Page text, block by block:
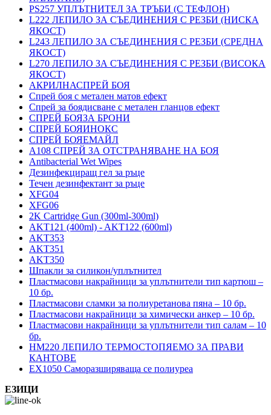
PS257 УПЛЪТНИТЕЛ ЗА ТРЪБИ (С ТЕФЛОН)
L222 ЛЕПИЛО ЗА СЪЕДИНЕНИЯ С РЕЗБИ (НИСКА
ЯКОСТ)
L243 ЛЕПИЛО ЗА СЪЕДИНЕНИЯ С РЕЗБИ (СРЕДНА
ЯКОСТ)
L270 ЛЕПИЛО ЗА СЪЕДИНЕНИЯ С РЕЗБИ (ВИСОКА
ЯКОСТ)
АКРИЛНАСПРЕЙ БОЯ
Спрей боя с метален матов ефект
Спрей за боядисване с метален гланцов ефект
СПРЕЙ БОЯЗА БРОНИ
СПРЕЙ БОЯИНОКС
СПРЕЙ БОЯЕМАЙЛ
A108 СПРЕЙ ЗА ОТСТРАНЯВАНЕ НА БОЯ
Antibacterial Wet Wipes
Дезинфекциращ гел за ръце
Течен дезинфектант за ръце
XFG04
XFG06
2K Cartridge Gun (300ml-300ml)
AKT121 (400ml) - AKT122 (600ml)
AKT353
AKT351
AKT350
Шпакли за силикон/уплътнител
Пластмасови накрайници за уплътнители тип картюш –
10 бр.
Пластмасови сламки за полиуретанова пяна – 10 бр.
Пластмасови накрайници за химически анкер – 10 бр.
Пластмасови накрайници за уплътнители тип салам – 10
бр.
HM220 ЛЕПИЛО ТЕРМОСТОПЯЕМО ЗА ПРАВИ
КАНТОВЕ
EX1050 Саморазширяваща се полиуреа
ЕЗИЦИ